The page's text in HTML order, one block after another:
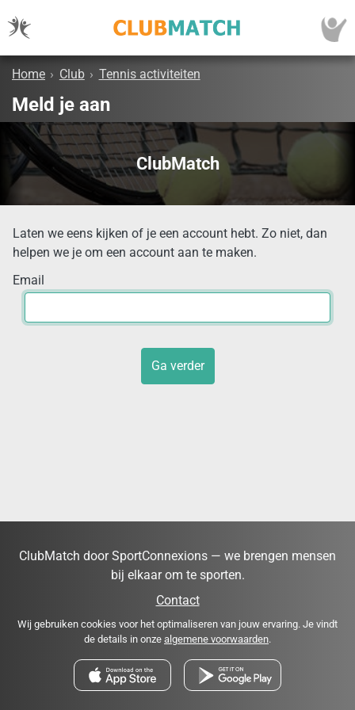
Home › Club › Tennis activiteiten
Meld je aan
ClubMatch
Laten we eens kijken of je een account hebt. Zo niet, dan
helpen we je om een account aan te maken.
Email
Ga verder
ClubMatch door SportConnexions — we brengen mensen
bij elkaar om te sporten.
Contact
Wij gebruiken cookies voor het optimaliseren van jouw ervaring. Je vindt
de details in onze algemene voorwaarden.